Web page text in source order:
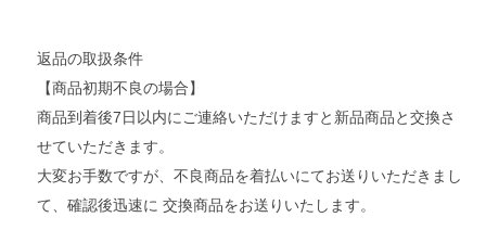
返品の取扱条件
【商品初期不良の場合】
商品到着後7日以内にご連絡いただけますと新品商品と交換さ
せていただきます。
大変お手数ですが、不良商品を着払いにてお送りいただきまし
て、確認後迅速に 交換商品をお送りいたします。